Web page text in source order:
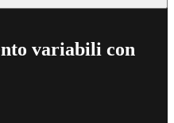
variabili con